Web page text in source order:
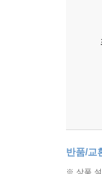
반품/교
※ 상품 설